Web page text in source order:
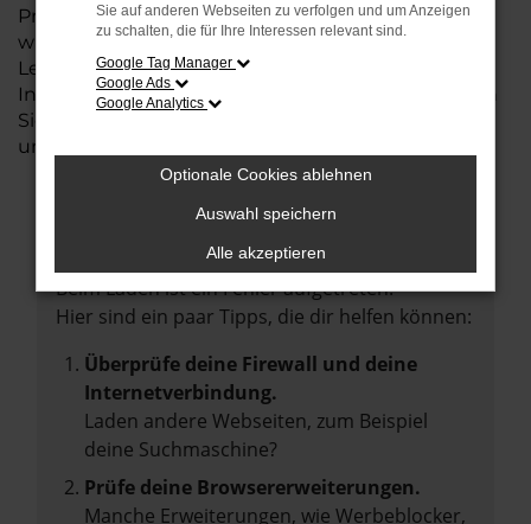
Profitieren Sie von unseren zusätzlichenServices
wie attraktiven Finanzierungsmöglichkeiten,
Leasingangeboten und der bequemen
Inzahlungnahme Ihres alten Fahrzeugs. Besuchen
Sie uns und überzeugen Sie sich von der Qualität
und dem Service, den wir Ihnen bieten!
Beim Laden ist ein Fehler aufgetreten.
Hier sind ein paar Tipps, die dir helfen können:
Überprüfe deine Firewall und deine
Internetverbindung.
Laden andere Webseiten, zum Beispiel
deine Suchmaschine?
Prüfe deine Browsererweiterungen.
Manche Erweiterungen, wie Werbeblocker,
Sie auf anderen Webseiten zu verfolgen und um Anzeigen
zu schalten, die für Ihre Interessen relevant sind.
Google Tag Manager
Google Ads
Google Analytics
Optionale Cookies ablehnen
Auswahl speichern
Alle akzeptieren